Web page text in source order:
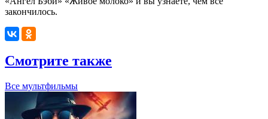
закончилось.
Смотрите также
Все мультфильмы